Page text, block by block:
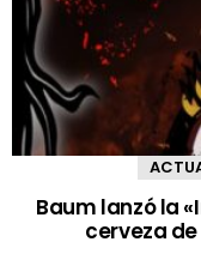
Baum lanzó la
cerveza